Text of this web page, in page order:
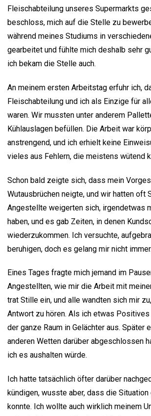
Fleischabteilung unseres Supermarkts
beschloss, mich auf die Stelle zu
während meines Studiums in
gearbeitet und fühlte mich deshalb sehr
ich bekam die Stelle auch.
An meinem ersten Arbeitstag erfuhr ich,
Fleischabteilung und ich als Einzige für
waren. Wir mussten unter anderem
Kühlauslagen befüllen. Die Arbeit war
anstrengend, und ich erhielt keine
vieles aus Fehlern, die meistens wütend
Schon bald zeigte sich, dass mein
Wutausbrüchen neigte, und wir hatten oft
Angestellte weigerten sich, irgendetwas
haben, und es gab Zeiten, in denen
wiederzukommen. Ich versuchte,
beruhigen, doch es gelang mir nicht immer.
Eines Tages fragte mich jemand im
Angestellten, wie mir die Arbeit mit
trat Stille ein, und alle wandten sich mir
Antwort zu hören. Als ich etwas Positives
der ganze Raum in Gelächter aus. Später
anderen Wetten darüber abgeschlossen
ich es aushalten würde.
Ich hatte tatsächlich öfter darüber
kündigen, wusste aber, dass die
konnte. Ich wollte auch wirklich meinem